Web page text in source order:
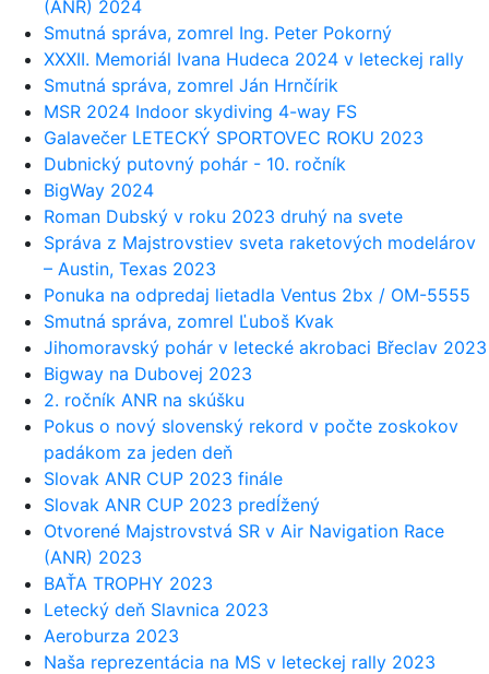
(ANR) 2024
Smutná správa, zomrel Ing. Peter Pokorný
XXXII. Memoriál Ivana Hudeca 2024 v leteckej rally
Smutná správa, zomrel Ján Hrnčírik
MSR 2024 Indoor skydiving 4-way FS
Galavečer LETECKÝ SPORTOVEC ROKU 2023
Dubnický putovný pohár - 10. ročník
BigWay 2024
Roman Dubský v roku 2023 druhý na svete
Správa z Majstrovstiev sveta raketových modelárov
– Austin, Texas 2023
Ponuka na odpredaj lietadla Ventus 2bx / OM-5555
Smutná správa, zomrel Ľuboš Kvak
Jihomoravský pohár v letecké akrobaci Břeclav 2023
Bigway na Dubovej 2023
2. ročník ANR na skúšku
Pokus o nový slovenský rekord v počte zoskokov
padákom za jeden deň
Slovak ANR CUP 2023 finále
Slovak ANR CUP 2023 predĺžený
Otvorené Majstrovstvá SR v Air Navigation Race
(ANR) 2023
BAŤA TROPHY 2023
Letecký deň Slavnica 2023
Aeroburza 2023
Naša reprezentácia na MS v leteckej rally 2023